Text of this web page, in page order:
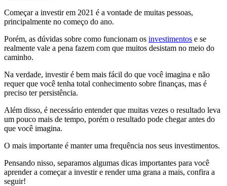
Começar a investir em 2021 é a vontade de muitas pessoas,
principalmente no começo do ano.
Porém, as dúvidas sobre como funcionam os investimentos e se
realmente vale a pena fazem com que muitos desistam no meio do
caminho.
Na verdade, investir é bem mais fácil do que você imagina e não
requer que você tenha total conhecimento sobre finanças, mas é
preciso ter persistência.
Além disso, é necessário entender que muitas vezes o resultado leva
um pouco mais de tempo, porém o resultado pode chegar antes do
que você imagina.
O mais importante é manter uma frequência nos seus investimentos.
Pensando nisso, separamos algumas dicas importantes para você
aprender a começar a investir e render uma grana a mais, confira a
seguir!